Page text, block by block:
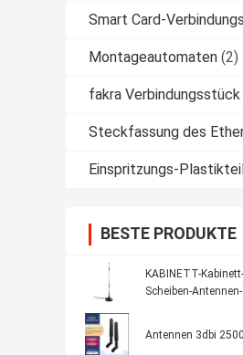
Smart Card-
Montageautomaten (2)
fakra Verbindungsstück
Steckfassung des
Einspritzungs-
BESTE PRODUKTE
KABINETT-
Scheiben-
Antennen 3dbi